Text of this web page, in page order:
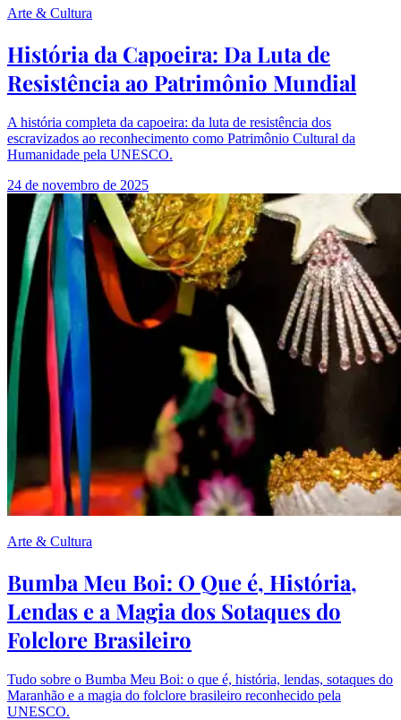
Arte & Cultura
História da Capoeira: Da Luta de
Resistência ao Patrimônio Mundial
A história completa da capoeira: da luta de resistência dos
escravizados ao reconhecimento como Patrimônio Cultural da
Humanidade pela UNESCO.
24 de novembro de 2025
Arte & Cultura
Bumba Meu Boi: O Que é, História,
Lendas e a Magia dos Sotaques do
Folclore Brasileiro
Tudo sobre o Bumba Meu Boi: o que é, história, lendas, sotaques do
Maranhão e a magia do folclore brasileiro reconhecido pela
UNESCO.